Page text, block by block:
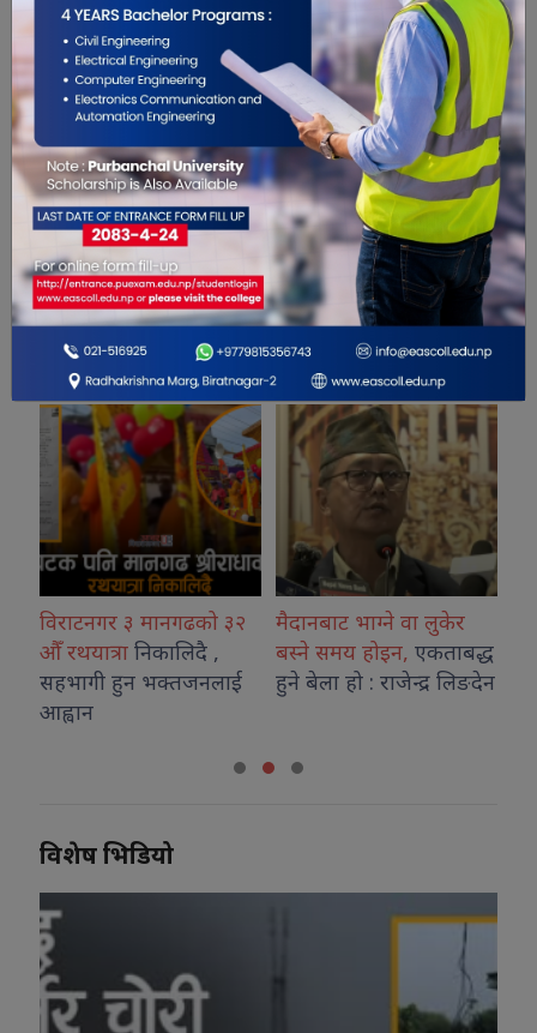
सम्बंधित खबरहरु
मानगढको ३२
निकालिदै ,
भक्तजनलाई
मैदानबाट भाग्ने वा लुकेर
बस्ने समय होइन, एकताबद्ध
हुने बेला हो : राजेन्द्र लिङदेन
अनुगमन टोली
अनावश्यक ग्यास
गरे कानुनी
विशेष भिडियो